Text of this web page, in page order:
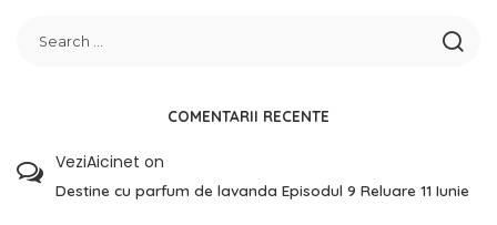
COMENTARII RECENTE
VeziAicinet on
Destine cu parfum de lavanda Episodul 9 Reluare 11 Iunie